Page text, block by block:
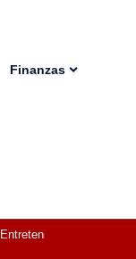
Finanzas
Entretenimiento